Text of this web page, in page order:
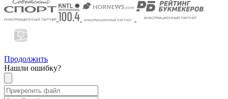
Продолжить
Нашли ошибку?